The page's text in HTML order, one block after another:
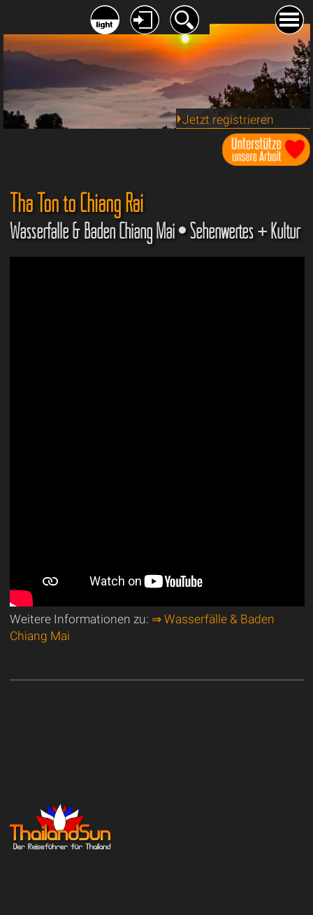
Jetzt registrieren
Tha Ton to Chiang Rai
Wasserfälle & Baden Chiang Mai • Sehenwertes + Kultur
Weitere Informationen zu: ⇒ Wasserfälle & Baden
Chiang Mai